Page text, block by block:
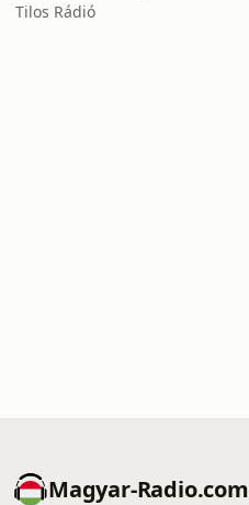
Tilos Rádió
Magyar-Radio.com